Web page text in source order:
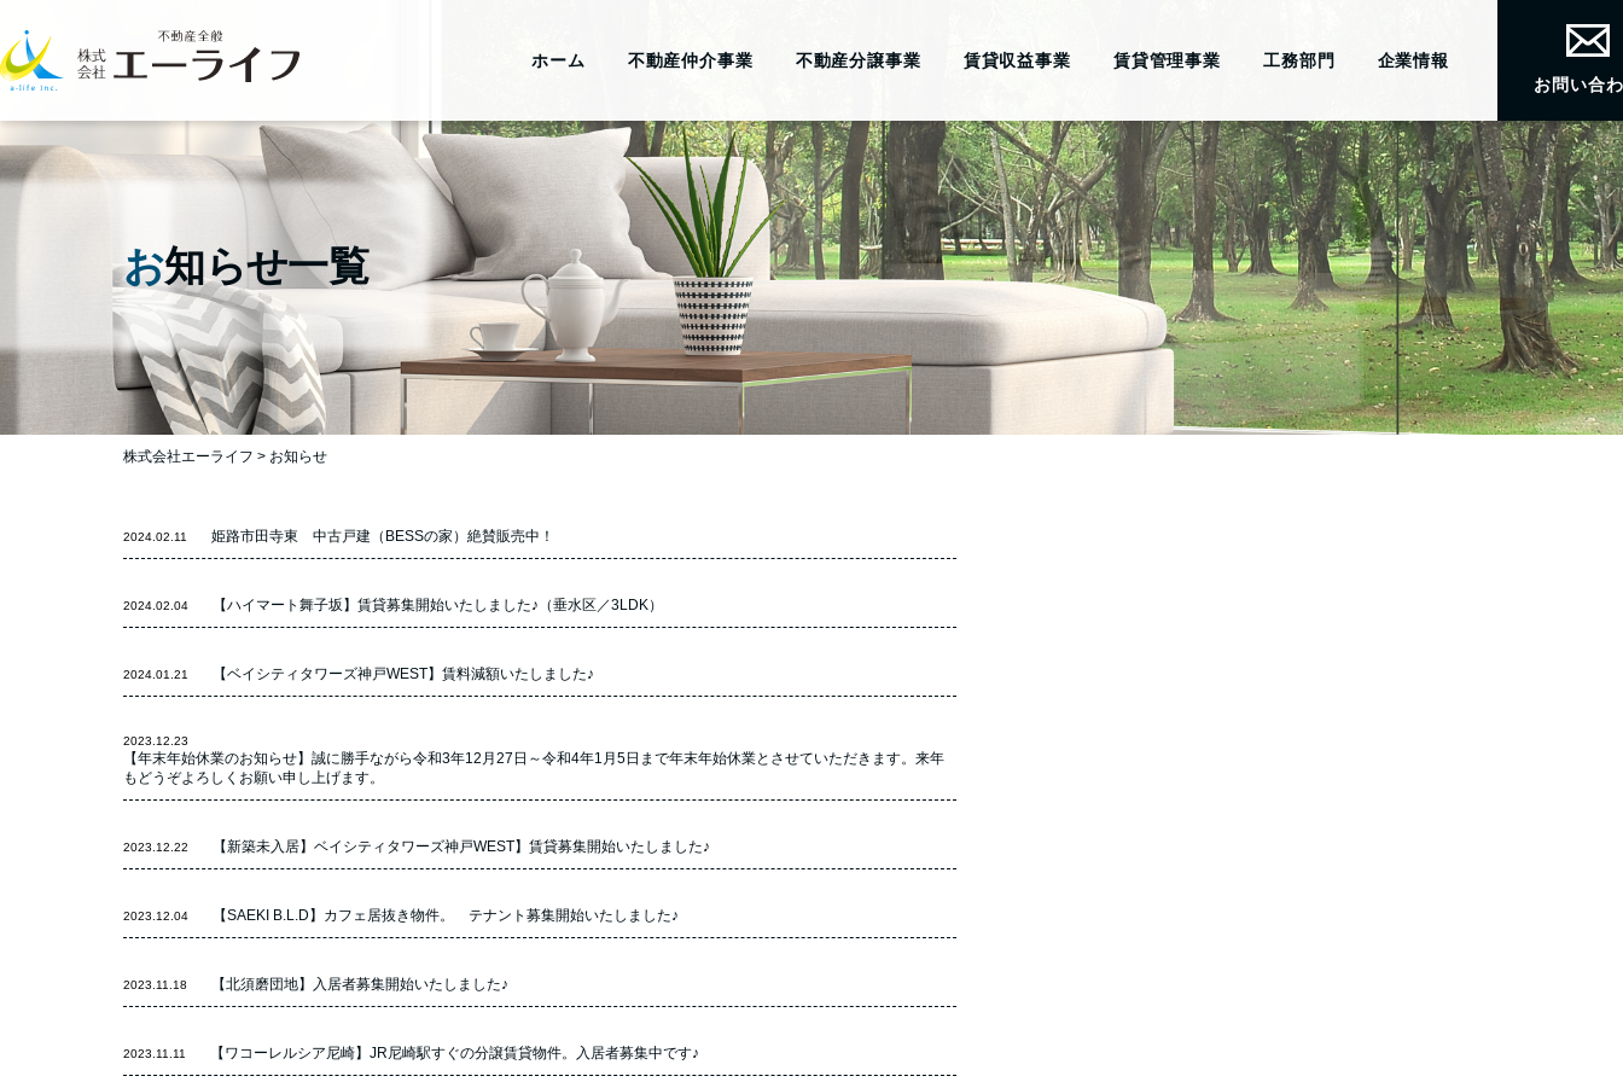
ホーム 不動産仲介事業 不動産分譲事業 賃貸収益事業 賃貸管理事業 工務部門
企業情報
お問い合
お知らせ一覧
株式会社エーライフ > お知らせ
2024.02.11 姫路市田寺東 中古戸建（BESSの家）絶賛販売中！
2024.02.04 【ハイマート舞子坂】賃貸募集開始いたしました♪（垂水区／3LDK）
2024.01.21 【ベイシティタワーズ神戸WEST】賃料減額いたしました♪
2023.12.23
【年末年始休業のお知らせ】誠に勝手ながら令和3年12月27日～令和4年1月5日まで年末年始休業とさせていただきます。来年
もどうぞよろしくお願い申し上げます。
2023.12.22 【新築未入居】ベイシティタワーズ神戸WEST】賃貸募集開始いたしました♪
2023.12.04 【SAEKI B.L.D】カフェ居抜き物件。 テナント募集開始いたしました♪
2023.11.18 【北須磨団地】入居者募集開始いたしました♪
2023.11.11 【ワコーレルシア尼崎】JR尼崎駅すぐの分譲賃貸物件。入居者募集中です♪